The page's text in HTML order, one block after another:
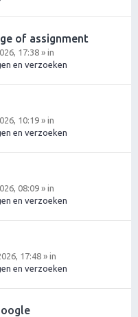
of assignment
17:38 » in
en verzoeken
10:19 » in
en verzoeken
08:09 » in
en verzoeken
17:48 » in
en verzoeken